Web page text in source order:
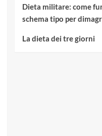
Dieta militare: come
schema tipo per
La dieta dei tre giorni